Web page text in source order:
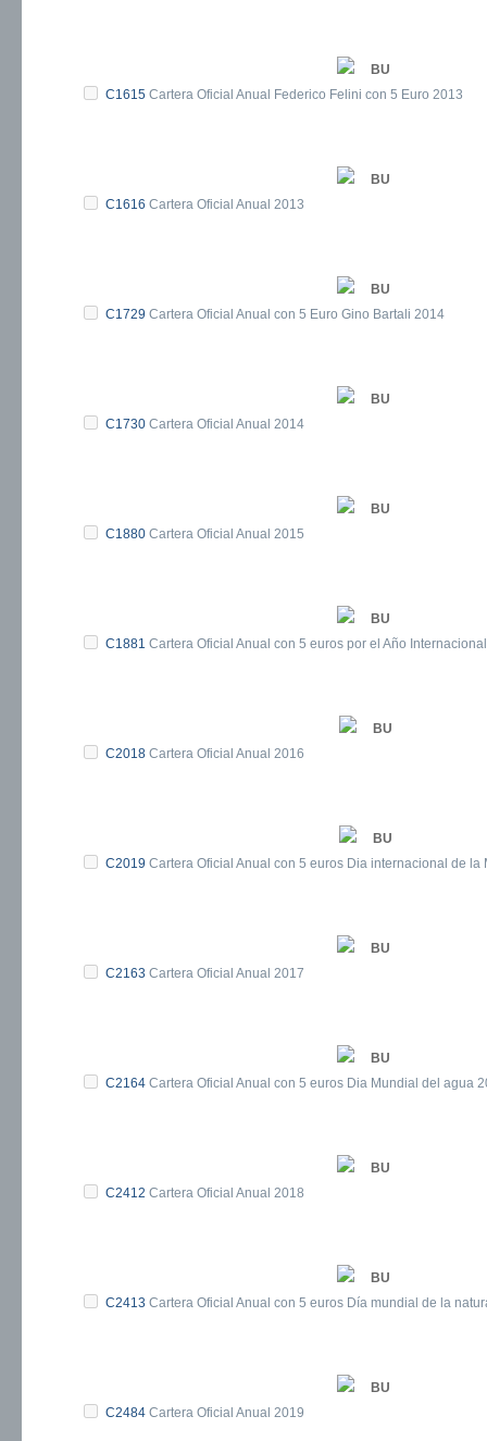
BU
C1615 Cartera Oficial Anual Federico Felini con 5 Euro 2013
BU
C1616 Cartera Oficial Anual 2013
BU
C1729 Cartera Oficial Anual con 5 Euro Gino Bartali 2014
BU
C1730 Cartera Oficial Anual 2014
BU
C1880 Cartera Oficial Anual 2015
BU
C1881 Cartera Oficial Anual con 5 euros por el Año
BU
C2018 Cartera Oficial Anual 2016
BU
C2019 Cartera Oficial Anual con 5 euros Dia internacional de la
BU
C2163 Cartera Oficial Anual 2017
BU
C2164 Cartera Oficial Anual con 5 euros Dia Mundial del agua
BU
C2412 Cartera Oficial Anual 2018
BU
C2413 Cartera Oficial Anual con 5 euros Día mundial de la
BU
C2484 Cartera Oficial Anual 2019